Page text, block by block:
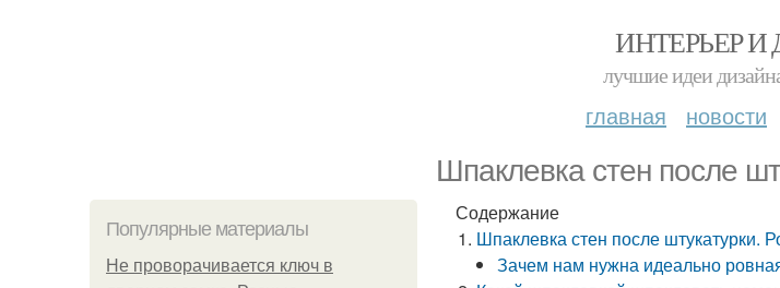
ИНТЕРЬЕР И
лучшие идеи
главная новости
Шпаклевка стен после
Популярные материалы
Не проворачивается ключ в
Содержание
Шпаклевка стен после штукатурки.
Зачем нам нужна идеально